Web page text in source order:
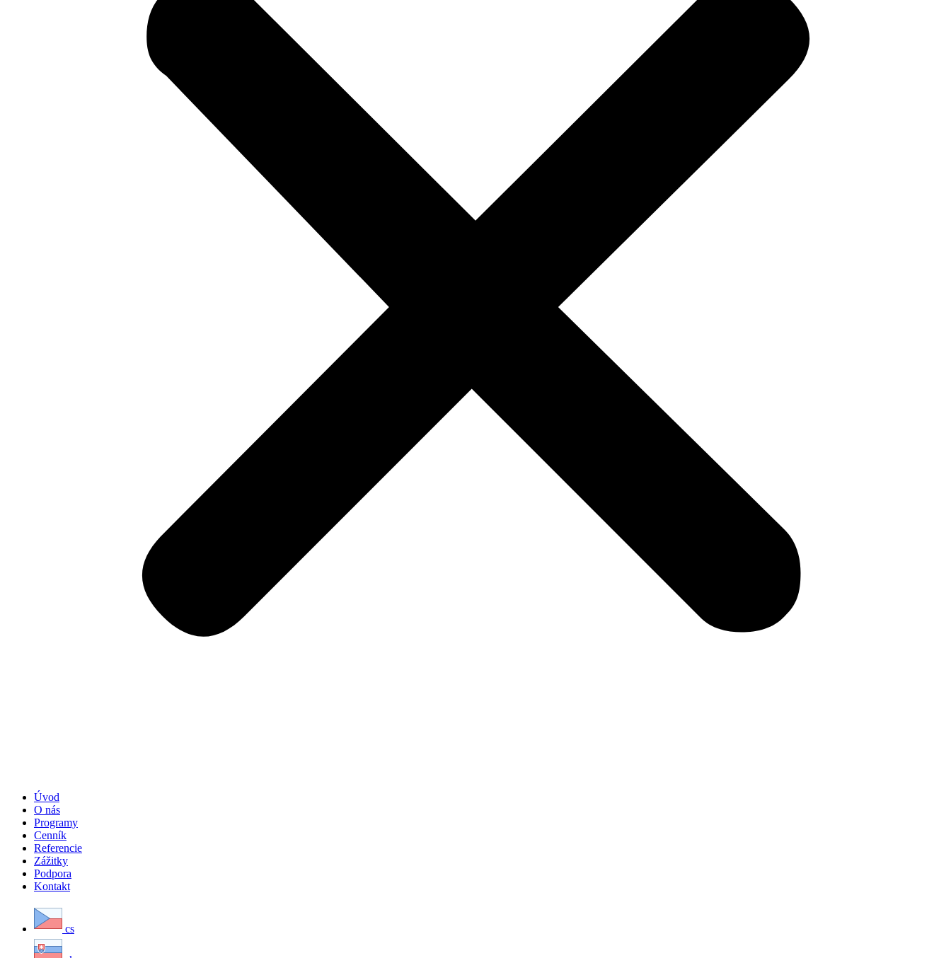
Úvod
O nás
Programy
Cenník
Referencie
Zážitky
Podpora
Kontakt
cs